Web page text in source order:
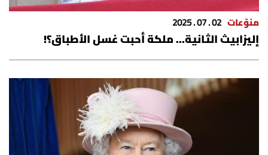
منوّعات 02 . 07 . 2025
إليزابيث الثانية... ملكة أحبت غسل الأطباق؟!